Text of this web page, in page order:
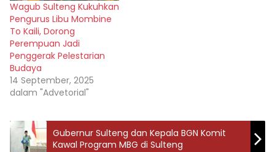
Wagub Sulteng Kukuhkan
Pengurus Libu Mombine
To Kaili, Dorong
Perempuan Jadi
Penggerak Pelestarian
Budaya
14 September, 2025
dalam "Advetorial"
Gubernur Sulteng dan Kepala BGN Komit
Kawal Program MBG di Sulteng